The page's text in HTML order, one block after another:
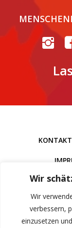
Wir
Wir
verbessern,
einzusetzen
KONTAKT